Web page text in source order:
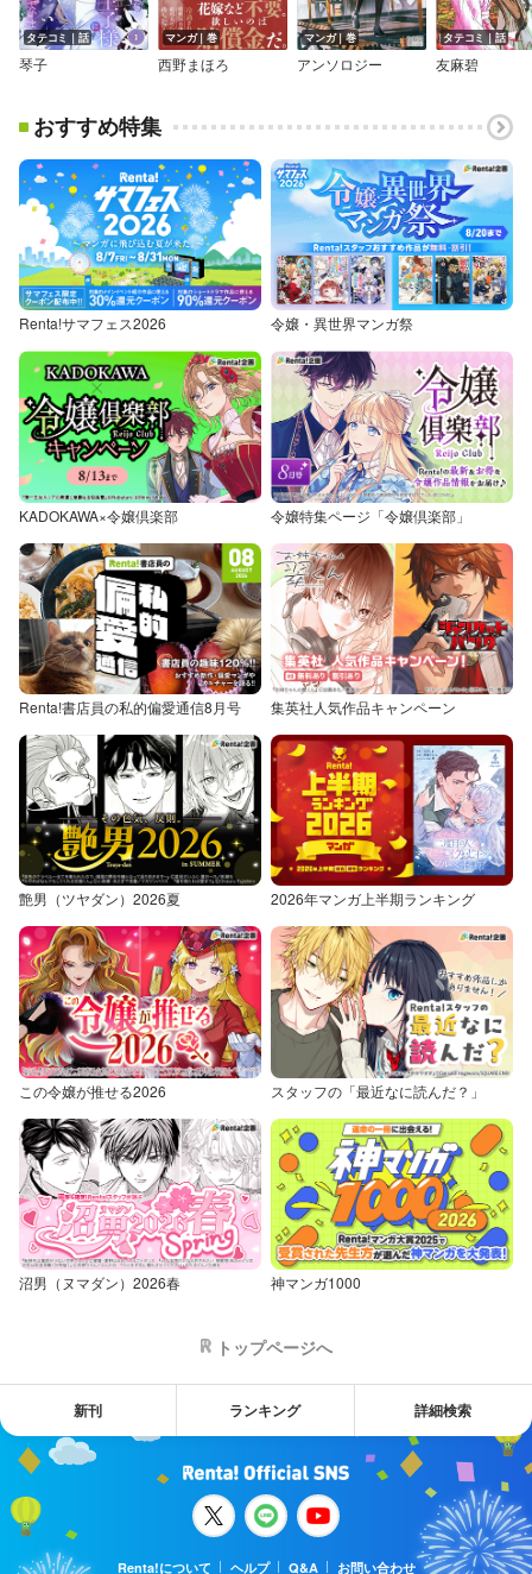
タテコミ｜話
琴子
マンガ｜巻
西野まほろ
マンガ｜巻
アンソロジー
タテコミ｜話
友麻碧
おすすめ特集
Renta!サマフェス2026 令嬢・異世界マンガ祭
KADOKAWA×令嬢倶楽部 令嬢特集ページ「令嬢倶楽部」
Renta!書店員の私的偏愛通信8月号 集英社人気作品キャンペーン
艶男（ツヤダン）2026夏 2026年マンガ上半期ランキング
この令嬢が推せる2026 スタッフの「最近なに読んだ？」
沼男（ヌマダン）2026春 神マンガ1000
トップページへ
新刊 ランキング 詳細検索
Renta!について ヘルプ Q&A お問い合わせ